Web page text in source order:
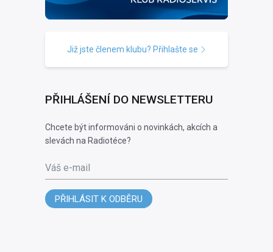
Již jste členem klubu? Přihlašte se
PŘIHLÁŠENÍ DO NEWSLETTERU
Chcete být informováni o novinkách, akcích a
slevách na Radiotéce?
Váš e-mail
PŘIHLÁSIT K ODBĚRU